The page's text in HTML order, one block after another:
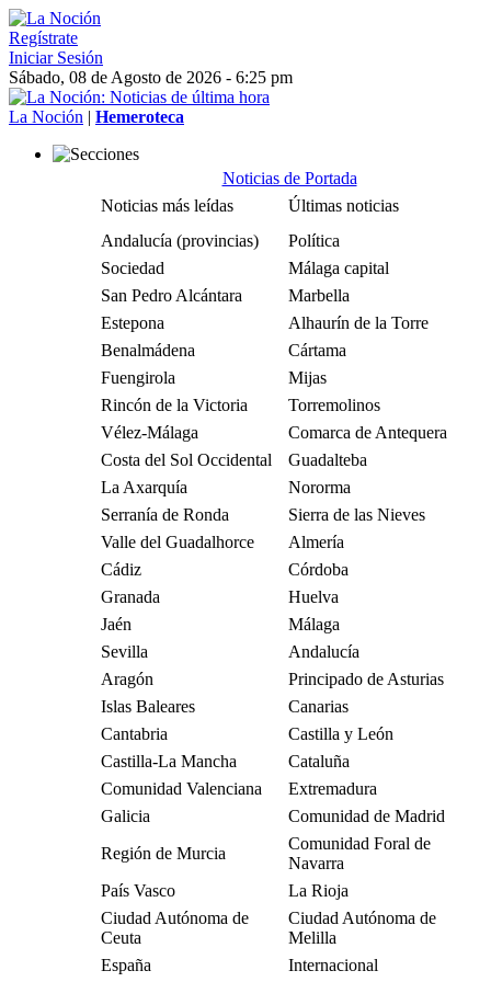
Regístrate
Iniciar Sesión
Sábado, 08 de Agosto de 2026 - 6:25 pm
La Noción | Hemeroteca
Noticias de Portada
Noticias más leídas
Últimas noticias
Andalucía (provincias)
Política
Sociedad
Málaga capital
San Pedro Alcántara
Marbella
Estepona
Alhaurín de la Torre
Benalmádena
Cártama
Fuengirola
Mijas
Rincón de la Victoria
Torremolinos
Vélez-Málaga
Comarca de Antequera
Costa del Sol Occidental
Guadalteba
La Axarquía
Nororma
Serranía de Ronda
Sierra de las Nieves
Valle del Guadalhorce
Almería
Cádiz
Córdoba
Granada
Huelva
Jaén
Málaga
Sevilla
Andalucía
Aragón
Principado de Asturias
Islas Baleares
Canarias
Cantabria
Castilla y León
Castilla-La Mancha
Cataluña
Comunidad Valenciana
Extremadura
Galicia
Comunidad de Madrid
Región de Murcia
Comunidad Foral de
Navarra
País Vasco
La Rioja
Ciudad Autónoma de
Ceuta
Ciudad Autónoma de
Melilla
España
Internacional